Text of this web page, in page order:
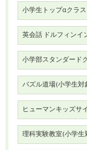
小学生トップαクラ
英会話 ドルフィンイ
小学部スタンダード
パズル道場(小学生対
ヒューマンキッズサ
理科実験教室(小学生